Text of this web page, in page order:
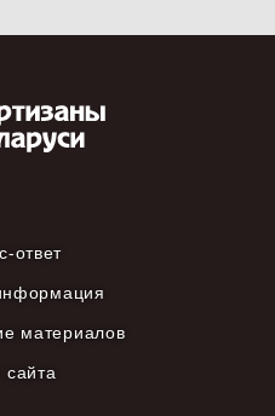
ответ
материалов
сайта